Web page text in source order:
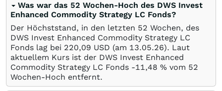
Was war das 52 Wochen-Hoch des DWS Invest
Enhanced Commodity Strategy LC Fonds?
Der Höchststand, in den letzten 52 Wochen, des
DWS Invest Enhanced Commodity Strategy LC
Fonds lag bei 220,09 USD (am 13.05.26). Laut
aktuellem Kurs ist der DWS Invest Enhanced
Commodity Strategy LC Fonds -11,48 % vom 52
Wochen-Hoch entfernt.